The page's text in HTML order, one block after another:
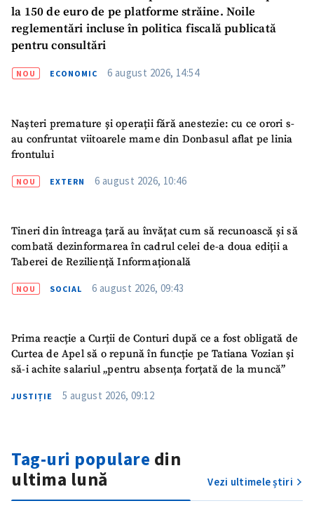
la 150 de euro de pe platforme străine. Noile
reglementări incluse în politica fiscală publicată
pentru consultări
NOU ECONOMIC 6 august 2026, 14:54
Nașteri premature și operații fără anestezie: cu ce orori s-
au confruntat viitoarele mame din Donbasul aflat pe linia
frontului
NOU EXTERN 6 august 2026, 10:46
Tineri din întreaga țară au învățat cum să recunoască și să
combată dezinformarea în cadrul celei de-a doua ediții a
Taberei de Reziliență Informațională
NOU SOCIAL 6 august 2026, 09:43
Prima reacție a Curții de Conturi după ce a fost obligată de
Curtea de Apel să o repună în funcție pe Tatiana Vozian și
să-i achite salariul „pentru absența forțată de la muncă”
JUSTIȚIE 5 august 2026, 09:12
Tag-uri populare din
ultima lună
Vezi ultimele știri
ȘTIREA MEA
Link media
+ Link media